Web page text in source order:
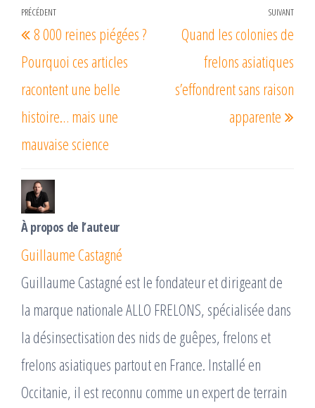
Navigation
de
l’article
Article
précédent
PRÉCÉDENT
8 000 reines piégées ?
Pourquoi ces articles
racontent une belle
histoire… mais une
mauvaise science
SUIVANT
Quand les colonies de
frelons asiatiques
s’effondrent sans raison
apparente
À propos de l’auteur
Guillaume Castagné
Guillaume Castagné est le fondateur et dirigeant de
la marque nationale ALLO FRELONS, spécialisée dans
la désinsectisation des nids de guêpes, frelons et
frelons asiatiques partout en France. Installé en
Occitanie, il est reconnu comme un expert de terrain